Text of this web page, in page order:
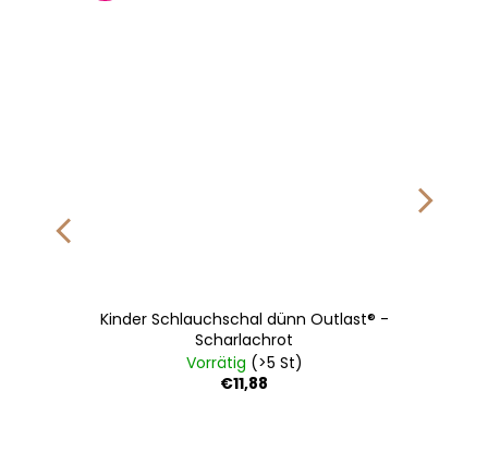
Kinder Schlauchschal dünn Outlast® -
Scharlachrot
Vorrätig (>5 St)
€11,88